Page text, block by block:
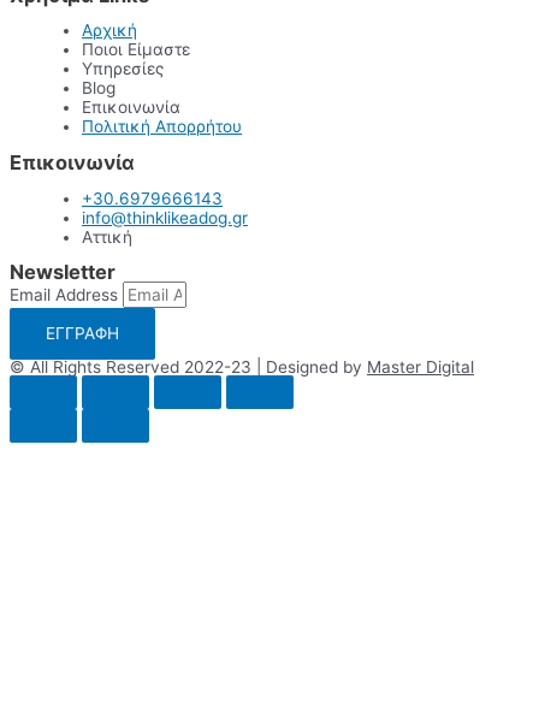
Αρχική
Ποιοι Είμαστε
Υπηρεσίες
Blog
Επικοινωνία
Πολιτική Απορρήτου
Επικοινωνία
+30.6979666143
info@thinklikeadog.gr
Αττική
Newsletter
Email Address
ΕΓΓΡΑΦΗ
© All Rights Reserved 2022-23 | Designed by Master Digital